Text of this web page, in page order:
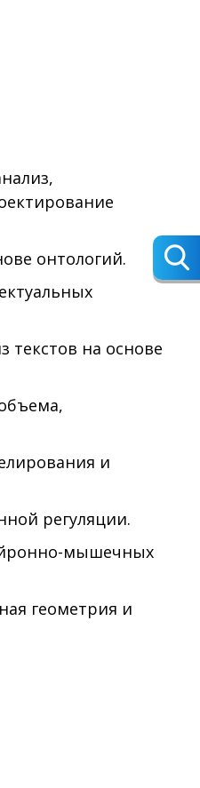
,
онтологий.
текстов на основе
и
регуляции.
мышечных
геометрия и